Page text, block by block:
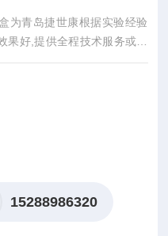
为青岛捷世康根据实验经验
好,提供全程技术服务或免
产品具有灵敏度高，快速,准
15288986320